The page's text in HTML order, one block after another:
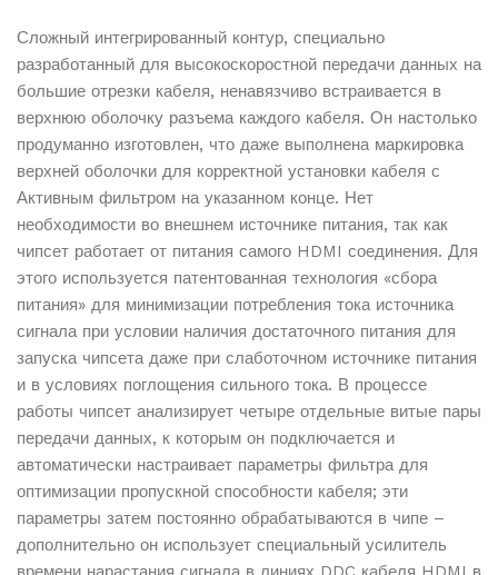
Сложный интегрированный контур, специально
разработанный для высокоскоростной передачи данных на
большие отрезки кабеля, ненавязчиво встраивается в
верхнюю оболочку разъема каждого кабеля. Он настолько
продуманно изготовлен, что даже выполнена маркировка
верхней оболочки для корректной установки кабеля с
Активным фильтром на указанном конце. Нет
необходимости во внешнем источнике питания, так как
чипсет работает от питания самого HDMI соединения. Для
этого используется патентованная технология «сбора
питания» для минимизации потребления тока источника
сигнала при условии наличия достаточного питания для
запуска чипсета даже при слаботочном источнике питания
и в условиях поглощения сильного тока. В процессе
работы чипсет анализирует четыре отдельные витые пары
передачи данных, к которым он подключается и
автоматически настраивает параметры фильтра для
оптимизации пропускной способности кабеля; эти
параметры затем постоянно обрабатываются в чипе –
дополнительно он использует специальный усилитель